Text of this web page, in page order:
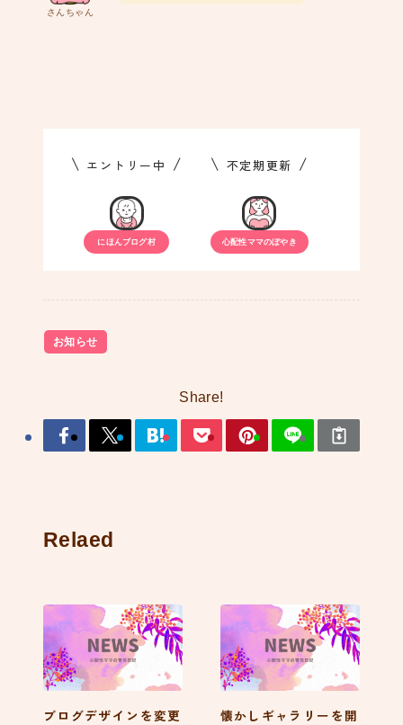
さんちゃん
\ エントリー中 /
にほんブログ村
\ 不定期更新 /
心配性ママのぼやき
お知らせ
Share!
Relaed
ブログデザインを変更
懐かしギャラリーを開